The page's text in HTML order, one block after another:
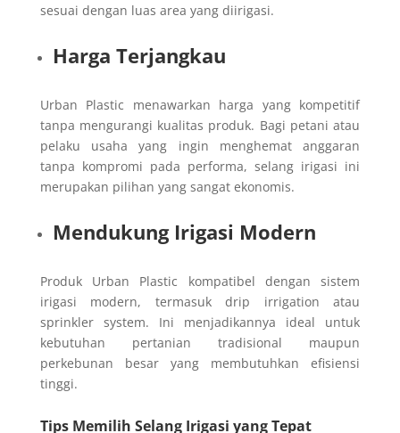
sesuai dengan luas area yang diirigasi.
Harga Terjangkau
Urban Plastic menawarkan harga yang kompetitif
tanpa mengurangi kualitas produk. Bagi petani atau
pelaku usaha yang ingin menghemat anggaran
tanpa kompromi pada performa, selang irigasi ini
merupakan pilihan yang sangat ekonomis.
Mendukung Irigasi Modern
Produk Urban Plastic kompatibel dengan sistem
irigasi modern, termasuk drip irrigation atau
sprinkler system. Ini menjadikannya ideal untuk
kebutuhan pertanian tradisional maupun
perkebunan besar yang membutuhkan efisiensi
tinggi.
Tips Memilih Selang Irigasi yang Tepat